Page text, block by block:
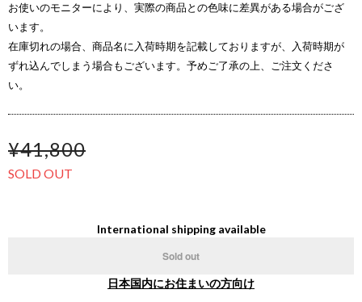
お使いのモニターにより、実際の商品との色味に差異がある場合がござ
います。
在庫切れの場合、商品名に入荷時期を記載しておりますが、入荷時期が
ずれ込んでしまう場合もございます。予めご了承の上、ご注文くださ
い。
¥41,800
SOLD OUT
International shipping available
Sold out
日本国内にお住まいの方向け